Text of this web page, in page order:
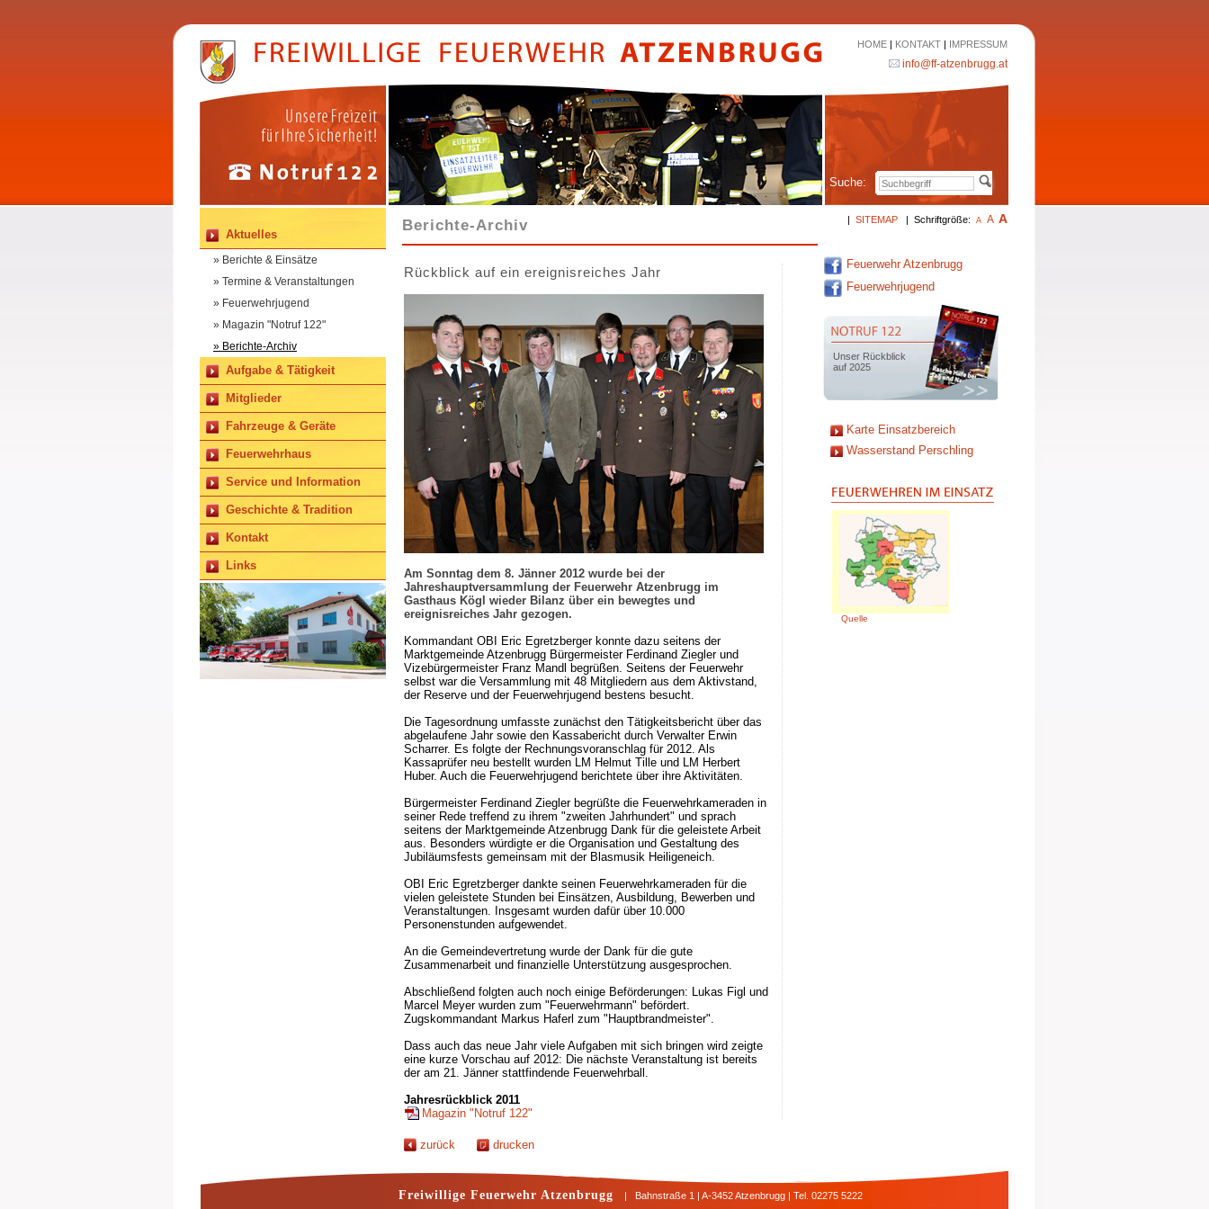
HOME | KONTAKT | IMPRESSUM
info@ff-atzenbrugg.at
Suche:
Aktuelles
» Berichte & Einsätze
» Termine & Veranstaltungen
» Feuerwehrjugend
» Magazin "Notruf 122"
» Berichte-Archiv
Aufgabe & Tätigkeit
Mitglieder
Fahrzeuge & Geräte
Feuerwehrhaus
Service und Information
Geschichte & Tradition
Kontakt
Links
Berichte-Archiv
Rückblick auf ein ereignisreiches Jahr
Am Sonntag dem 8. Jänner 2012 wurde bei der
Jahreshauptversammlung der Feuerwehr Atzenbrugg im
Gasthaus Kögl wieder Bilanz über ein bewegtes und
ereignisreiches Jahr gezogen.
Kommandant OBI Eric Egretzberger konnte dazu seitens der
Marktgemeinde Atzenbrugg Bürgermeister Ferdinand Ziegler und
Vizebürgermeister Franz Mandl begrüßen. Seitens der Feuerwehr
selbst war die Versammlung mit 48 Mitgliedern aus dem Aktivstand,
der Reserve und der Feuerwehrjugend bestens besucht.
Die Tagesordnung umfasste zunächst den Tätigkeitsbericht über das
abgelaufene Jahr sowie den Kassabericht durch Verwalter Erwin
Scharrer. Es folgte der Rechnungsvoranschlag für 2012. Als
Kassaprüfer neu bestellt wurden LM Helmut Tille und LM Herbert
Huber. Auch die Feuerwehrjugend berichtete über ihre Aktivitäten.
Bürgermeister Ferdinand Ziegler begrüßte die Feuerwehrkameraden in
seiner Rede treffend zu ihrem "zweiten Jahrhundert" und sprach
seitens der Marktgemeinde Atzenbrugg Dank für die geleistete Arbeit
aus. Besonders würdigte er die Organisation und Gestaltung des
Jubiläumsfests gemeinsam mit der Blasmusik Heiligeneich.
OBI Eric Egretzberger dankte seinen Feuerwehrkameraden für die
vielen geleistete Stunden bei Einsätzen, Ausbildung, Bewerben und
Veranstaltungen. Insgesamt wurden dafür über 10.000
Personenstunden aufgewendet.
An die Gemeindevertretung wurde der Dank für die gute
Zusammenarbeit und finanzielle Unterstützung ausgesprochen.
Abschließend folgten auch noch einige Beförderungen: Lukas Figl und
Marcel Meyer wurden zum "Feuerwehrmann" befördert.
Zugskommandant Markus Haferl zum "Hauptbrandmeister".
Dass auch das neue Jahr viele Aufgaben mit sich bringen wird zeigte
eine kurze Vorschau auf 2012: Die nächste Veranstaltung ist bereits
der am 21. Jänner stattfindende Feuerwehrball.
Jahresrückblick 2011
Magazin "Notruf 122"
zurück drucken
| SITEMAP | Schriftgröße: A A A
Feuerwehr Atzenbrugg
Feuerwehrjugend
Unser Rückblick
auf 2025
Karte Einsatzbereich
Wasserstand Perschling
Quelle
Freiwillige Feuerwehr Atzenbrugg | Bahnstraße 1 | A-3452 Atzenbrugg | Tel. 02275 5222